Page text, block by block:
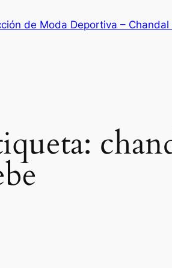
de Moda Deportiva – Chandal